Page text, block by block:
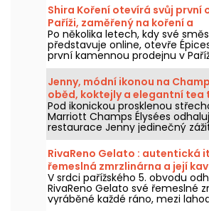
Shira Koření otevírá svůj první
Paříži, zaměřený na koření a
středomořskou kuchyni.
Po několika letech, kdy své
představuje online, otevře
první kamennou prodejnu v
2026 se značka přesune do
Saint‑Martin v 10. obvodu a
potravin, možnost vzít si s sebou
středomořské pokrmy a výběr
výrobků z celého světa.
Jenny, módní ikonou na
oběd, koktejly a elegantní tea
Pod ikonickou prosklenou
Marriott Champs Élysées
restaurace Jenny jedinečný
propojující odkaz haute couture
současnou gastronomií. Jemné
elegantní tea time, podpisové
inspirativní večeře: pařížská
každý okamžik se stává
den až do půlnoci.
RivaReno Gelato : autentická
řemeslná zmrzlinárna a její
Latinské čtvrti
V srdci pařížského 5. obvodu
RivaReno Gelato své řemeslné
vyráběné každé ráno, mezi